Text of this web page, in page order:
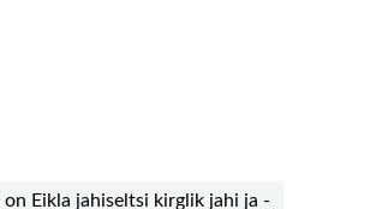
Eikla jahiseltsi kirglik jahi ja -